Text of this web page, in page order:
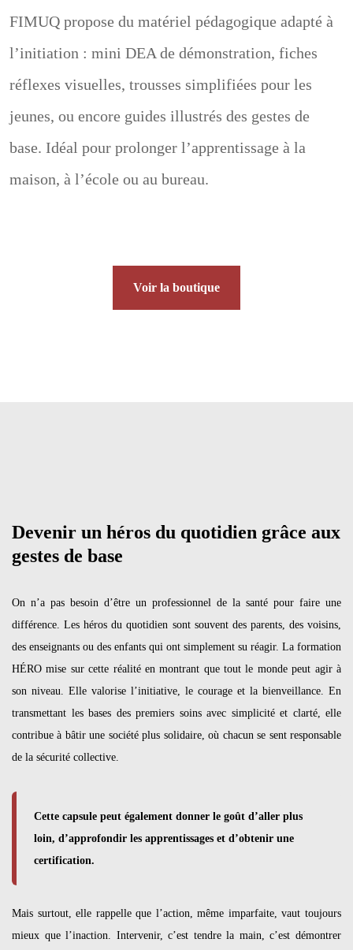
FIMUQ propose du matériel pédagogique adapté à
l’initiation : mini DEA de démonstration, fiches
réflexes visuelles, trousses simplifiées pour les
jeunes, ou encore guides illustrés des gestes de
base. Idéal pour prolonger l’apprentissage à la
maison, à l’école ou au bureau.
Voir la boutique
Devenir un héros du quotidien grâce aux
gestes de base
On n’a pas besoin d’être un professionnel de la santé pour faire une
différence. Les héros du quotidien sont souvent des parents, des voisins,
des enseignants ou des enfants qui ont simplement su réagir. La formation
HÉRO mise sur cette réalité en montrant que tout le monde peut agir à
son niveau. Elle valorise l’initiative, le courage et la bienveillance. En
transmettant les bases des premiers soins avec simplicité et clarté, elle
contribue à bâtir une société plus solidaire, où chacun se sent responsable
de la sécurité collective.
Cette capsule peut également donner le goût d’aller plus
loin, d’approfondir les apprentissages et d’obtenir une
certification.
Mais surtout, elle rappelle que l’action, même imparfaite, vaut toujours
mieux que l’inaction. Intervenir, c’est tendre la main, c’est démontrer